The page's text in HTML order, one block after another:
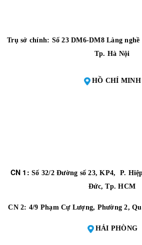
Trụ sở chính: Số 23 DM6-DM8 Làng
Tp. Hà Nội
HỒ CHÍ MINH
CN 1: Số 32/2 Đường số 23, KP4, P.
Đức, Tp. HCM
CN 2: 4/9 Phạm Cự Lượng, Phường 2,
HẢI PHÒNG